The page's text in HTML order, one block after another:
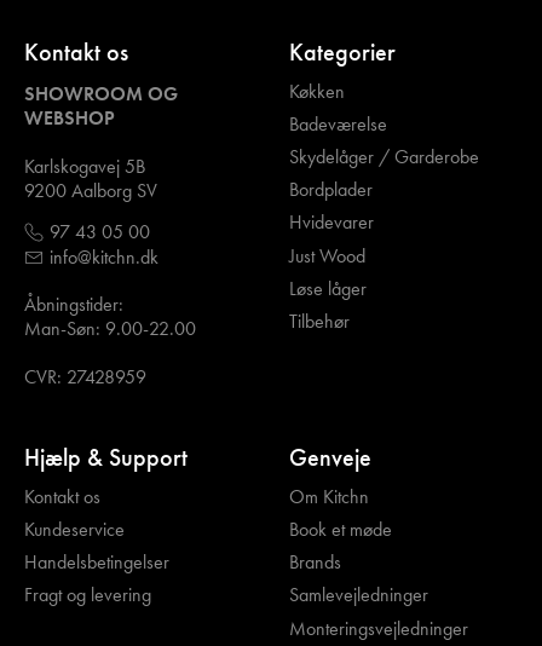
Kontakt os
SHOWROOM OG
WEBSHOP
Karlskogavej 5B
9200 Aalborg SV
97 43 05 00
info@kitchn.dk
Åbningstider:
Man-Søn: 9.00-22.00
CVR: 27428959
Kategorier
Køkken
Badeværelse
Skydelåger / Garderobe
Bordplader
Hvidevarer
Just Wood
Løse låger
Tilbehør
Hjælp & Support
Kontakt os
Kundeservice
Handelsbetingelser
Fragt og levering
Genveje
Om Kitchn
Book et møde
Brands
Samlevejledninger
Monteringsvejledninger